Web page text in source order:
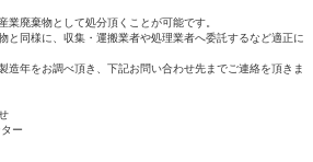
業廃棄物として処分頂くことが可能です。
と同様に、収集・運搬業者や処理業者へ委託するなど適正に
造年をお調べ頂き、下記お問い合わせ先までご連絡を頂きま
ー